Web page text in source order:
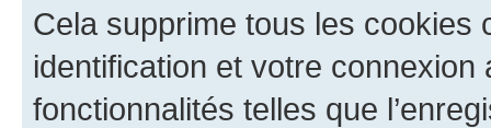
Cela supprime tous les cookies
identification et votre
fonctionnalités telles que